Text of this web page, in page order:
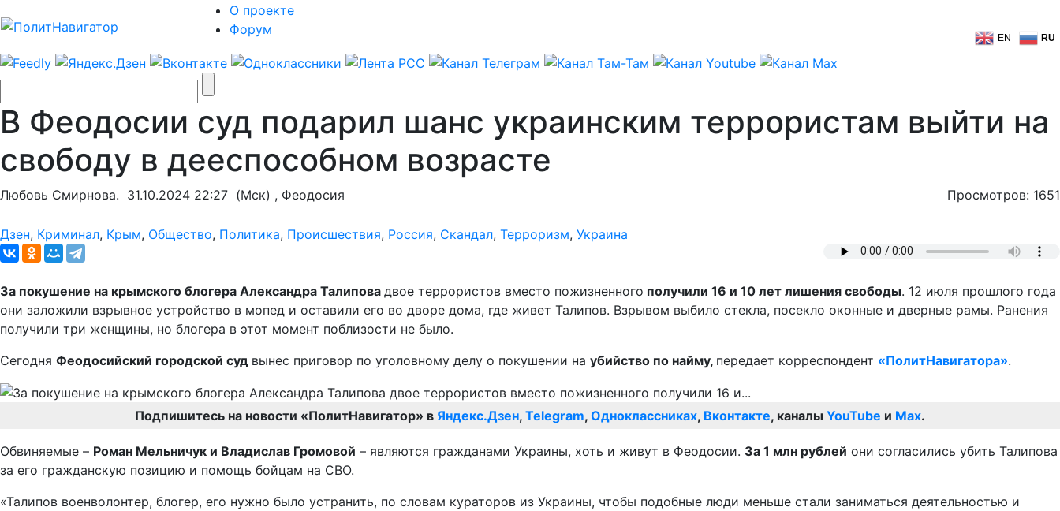
О проекте
Форум
EN RU
В Феодосии суд подарил шанс украинским террористам выйти на
свободу в дееспособном возрасте
Любовь Смирнова. 31.10.2024 22:27 (Мск) , Феодосия Просмотров: 1651
Дзен, Криминал, Крым, Общество, Политика, Происшествия, Россия, Скандал, Терроризм, Украина
За покушение на крымского блогера Александра Талипова двое террористов вместо пожизненного получили 16 и 10 лет лишения свободы. 12 июля прошлого года
они заложили взрывное устройство в мопед и оставили его во дворе дома, где живет Талипов. Взрывом выбило стекла, посекло оконные и дверные рамы. Ранения
получили три женщины, но блогера в этот момент поблизости не было.
Сегодня Феодосийский городской суд вынес приговор по уголовному делу о покушении на убийство по найму, передает корреспондент «ПолитНавигатора».
Подпишитесь на новости «ПолитНавигатор» в Яндекс.Дзен, Telegram, Одноклассниках, Вконтакте, каналы YouTube и Max.
Обвиняемые – Роман Мельничук и Владислав Громовой – являются гражданами Украины, хоть и живут в Феодосии. За 1 млн рублей они согласились убить Талипова
за его гражданскую позицию и помощь бойцам на СВО.
«Талипов военволонтер, блогер, его нужно было устранить, по словам кураторов из Украины, чтобы подобные люди меньше стали заниматься деятельностью и